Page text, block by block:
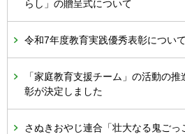
らし」の贈呈式について
令和7年度教育実践優秀表彰について
「家庭教育支援チーム」の活動の
彰が決定しました
さぬきおやじ連合「壮大なる鬼ごっ